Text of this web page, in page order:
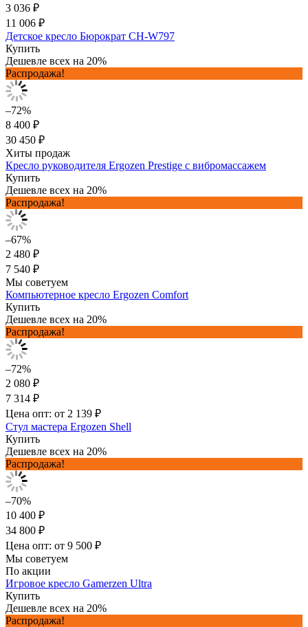
3 036 ₽
11 006 ₽
Детское кресло Бюрократ CH-W797
Купить
Дешевле всех на 20%
Распродажа!
–72%
8 400 ₽
30 450 ₽
Хиты продаж
Кресло руководителя Ergozen Prestige с вибромассажем
Купить
Дешевле всех на 20%
Распродажа!
–67%
2 480 ₽
7 540 ₽
Мы советуем
Компьютерное кресло Ergozen Comfort
Купить
Дешевле всех на 20%
Распродажа!
–72%
2 080 ₽
7 314 ₽
Цена опт: от 2 139 ₽
Стул мастера Ergozen Shell
Купить
Дешевле всех на 20%
Распродажа!
–70%
10 400 ₽
34 800 ₽
Цена опт: от 9 500 ₽
Мы советуем
По акции
Игровое кресло Gamerzen Ultra
Купить
Дешевле всех на 20%
Распродажа!